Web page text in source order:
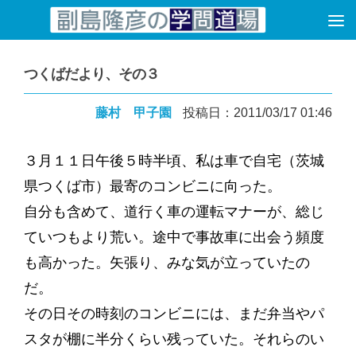
コンテンツへスキップ
つくばだより、その３
藤村 甲子園 投稿日：2011/03/17 01:46
３月１１日午後５時半頃、私は車で自宅（茨城
県つくば市）最寄のコンビニに向った。
自分も含めて、道行く車の運転マナーが、総じ
ていつもより荒い。途中で事故車に出会う頻度
も高かった。矢張り、みな気が立っていたの
だ。
その日その時刻のコンビニには、まだ弁当やパ
スタが棚に半分くらい残っていた。それらのい